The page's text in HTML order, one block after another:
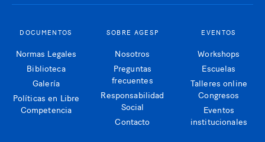
DOCUMENTOS
Normas Legales
Biblioteca
Galería
Políticas en Libre
Competencia
SOBRE AGESP
Nosotros
Preguntas
frecuentes
Responsabilidad
Social
Contacto
EVENTOS
Workshops
Escuelas
Talleres online
Congresos
Eventos
institucionales